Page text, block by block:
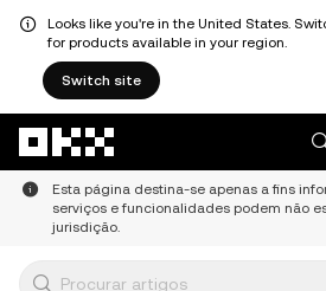
Looks like you're in the United States.
for products available in your region.
Switch site
Esta página destina-se apenas a fins
serviços e funcionalidades podem não
jurisdição.